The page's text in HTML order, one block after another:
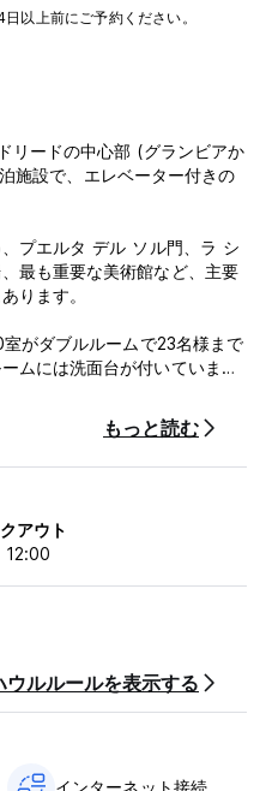
以上前にご予約ください。
ードの中心部 (グランビアか
施設で、エレベーター付きの
プエルタ デル ソル門、ラ シ
最も重要な美術館など、主要
ります。
がダブルルームで23名様まで
ムには洗面台が付いていま
。
ご用意しております。
時間前までに電子メールで
かった場合は、予約全体がキ
する場合があります。
translated from original
もっと読む
アウト
12:00
ウルルールを表示する
インターネット接続